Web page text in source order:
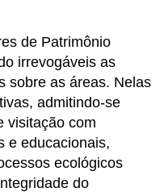
de Patrimônio
irrevogáveis as
sobre as áreas. Nelas
admitindo-se
visitação com
e educacionais,
ecológicos
do